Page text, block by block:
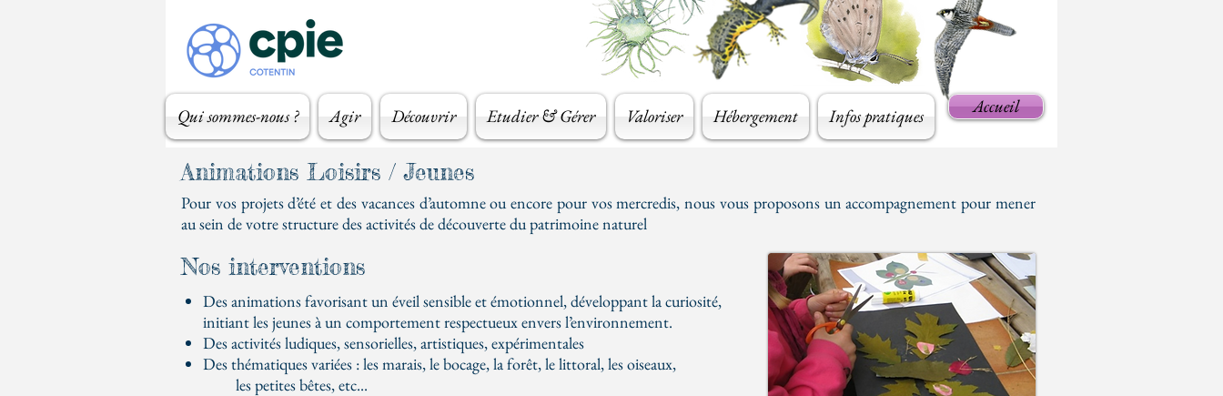
Qui sommes-nous ? Agir Découvrir Etudier & Gérer Valoriser Hébergement Infos pratiques Accueil
Animations Loisirs / Jeunes
Pour vos projets d’été et des vacances d’automne ou encore pour vos mercredis, nous vous proposons un accompagnement pour mener
au sein de votre structure des activités de découverte du patrimoine naturel
Nos interventions
Des animations favorisant un éveil sensible et émotionnel, développant la curiosité,
initiant les jeunes à un comportement respectueux envers l’environnement.
Des activités ludiques, sensorielles, artistiques, expérimentales
Des thématiques variées : les marais, le bocage, la forêt, le littoral, les oiseaux,
les petites bêtes, etc...